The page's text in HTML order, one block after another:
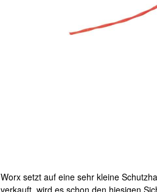
Worx setzt auf eine sehr kleine
verkauft, wird es schon den hiesigen